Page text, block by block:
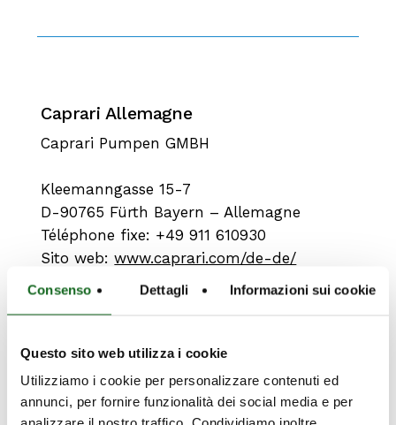
Consenso Dettagli Informazioni sui cookie
Questo sito web utilizza i cookie
Utilizziamo i cookie per personalizzare contenuti ed
annunci, per fornire funzionalità dei social media e per
Caprari Allemagne
Caprari Pumpen GMBH
Kleemanngasse 15-7
D-90765 Fürth Bayern – Allemagne
Téléphone fixe: +49 911 610930
Sito web:www.caprari.com/de-de/